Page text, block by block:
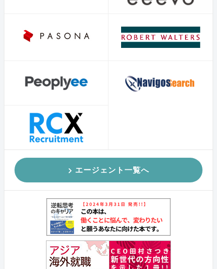
エージェント一覧へ